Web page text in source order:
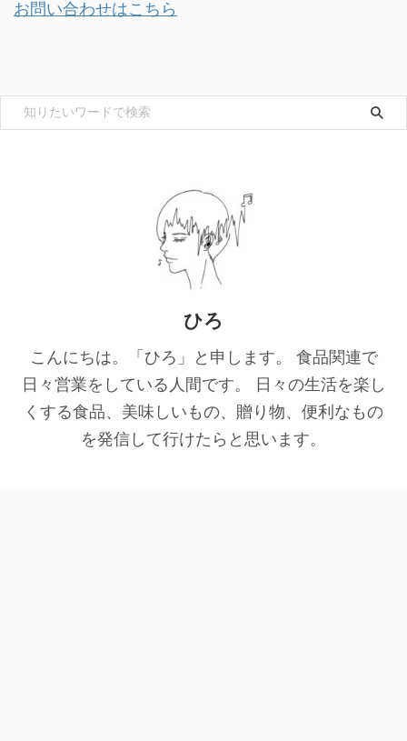
お問い合わせはこちら
ひろ
こんにちは。「ひろ」と申します。 食品関連で
日々営業をしている人間です。 日々の生活を楽し
くする食品、美味しいもの、贈り物、便利なもの
を発信して行けたらと思います。